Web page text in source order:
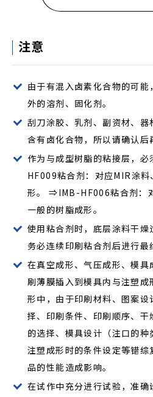
注意
由于有混入卤素化合物的可
外的溶剂、固化剂。
刮刀涂胶、乳剂、副资材、
含有卤化合物，所以请确认后
作为与成型树脂的粘接层，
HF009粘合剂：对应MIR涂
形。 ⇒IMB-HF006粘合剂：
一般的树脂成形。
使用粘合剂时，底层涂料干
务必连续印刷粘合剂后进行最
在真空成形、气压成形、模
刷薄膜插入到模具内与注塑
形中，由于印刷材料、图案
择、印刷条件、印刷顺序、
的选择、模具设计（注口的种
注塑成形时的条件设定等错综
品的性能造成影响。
在试作中充分进行试验，准确